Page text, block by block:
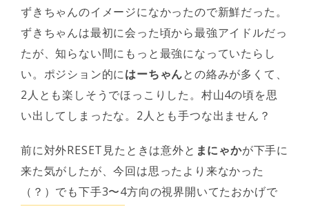
ずきちゃんのイメージになかったので新鮮だった。
ずきちゃんは最初に会った頃から最強アイドルだっ
たが、知らない間にもっと最強になっていたらし
い。ポジション的にはーちゃんとの絡みが多くて、
2人とも楽しそうでほっこりした。村山4の頃を思
い出してしまったな。2人とも手つな出ません？
前に対外RESET見たときは意外と まにゃかが下手に
来た気がしたが、今回は思ったより来なかった
（？）でも下手3〜4方向の視界開いてたおかげで